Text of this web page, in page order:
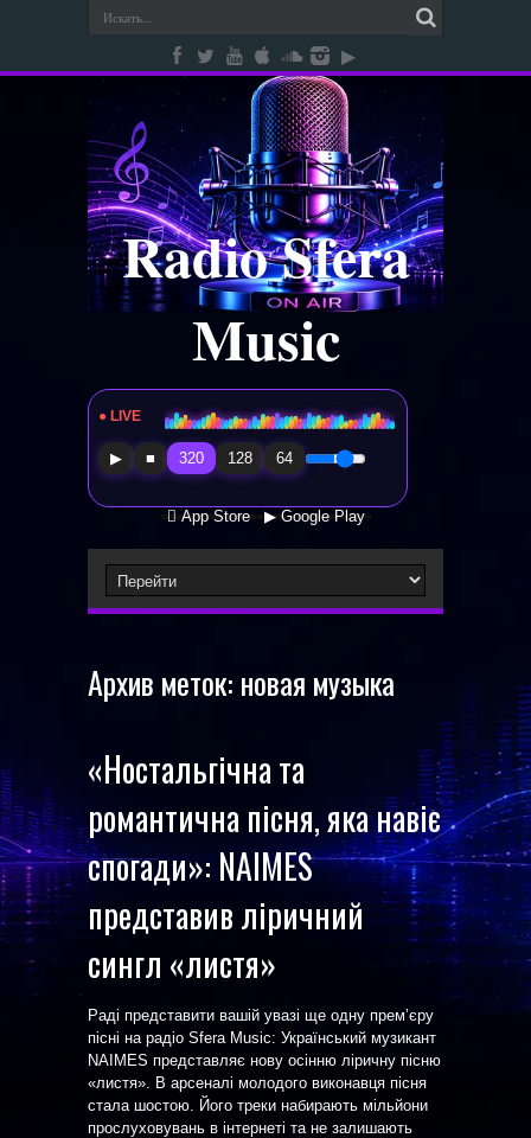
Radio Sfera
Music
● LIVE Radio Sfera Music
▶ ■ 320 128 64
 App Store ▶ Google Play
Архив меток: новая музыка
«Ностальгічна та
романтична пісня, яка навіє
спогади»: NAIMES
представив ліричний
сингл «листя»
Раді представити вашій увазі ще одну прем’єру
пісні на радіо Sfera Music: Український музикант
NAIMES представляє нову осінню ліричну пісню
«листя». В арсеналі молодого виконавця пісня
стала шостою. Його треки набирають мільйони
прослуховувань в інтернеті та не залишають